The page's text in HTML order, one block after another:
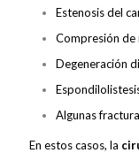
Estenosis del
Compresión de
Degeneración
Algunas
En estos casos, la